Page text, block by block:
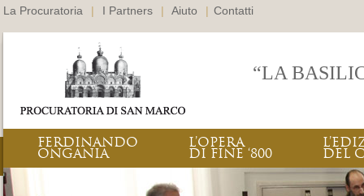
La Procuratoria | I Partners | Aiuto | Contatti
“LA
FERDINANDO
ONGANIA
L’OPERA
DI FINE ‘800 DEL